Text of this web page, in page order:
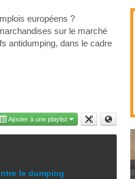
européens ?
sur le marché
antidumping, dans le cadre
Ajouter à une playlist
le dumping